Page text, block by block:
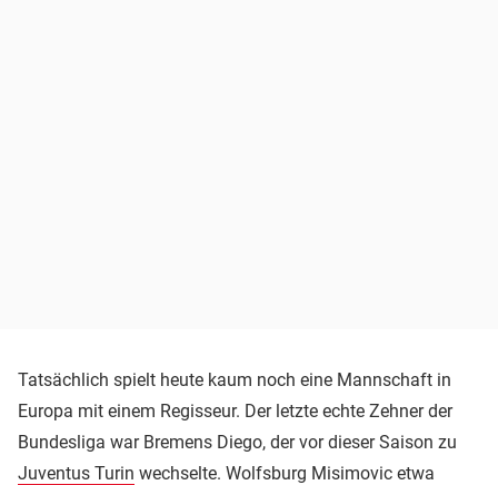
Tatsächlich spielt heute kaum noch eine Mannschaft in
Europa mit einem Regisseur. Der letzte echte Zehner der
Bundesliga war Bremens Diego, der vor dieser Saison zu
Juventus Turin wechselte. Wolfsburg Misimovic etwa